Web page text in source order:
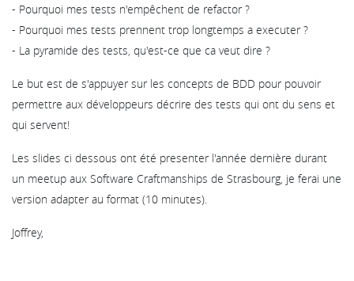
- Pourquoi mes tests n'empêchent de refactor ?
- Pourquoi mes tests prennent trop longtemps a executer ?
- La pyramide des tests, qu'est-ce que ca veut dire ?
Le but est de s'appuyer sur les concepts de BDD pour pouvoir
permettre aux développeurs décrire des tests qui ont du sens et
qui servent!
Les slides ci dessous ont été presenter l'année dernière durant
un meetup aux Software Craftmanships de Strasbourg, je ferai une
version adapter au format (10 minutes).
Joffrey,